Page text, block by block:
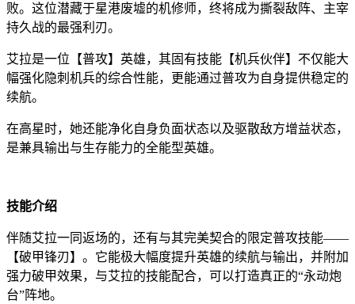
败。这位潜藏于星港废墟的机修师，终将成为撕裂敌阵、主宰
持久战的最强利刃。
艾拉是一位【普攻】英雄，其固有技能【机兵伙伴】不仅能大
幅强化隐刺机兵的综合性能，更能通过普攻为自身提供稳定的
续航。
在高星时，她还能净化自身负面状态以及驱散敌方增益状态，
是兼具输出与生存能力的全能型英雄。
技能介绍
伴随艾拉一同返场的，还有与其完美契合的限定普攻技能——
【破甲锋刃】。它能极大幅度提升英雄的续航与输出，并附加
强力破甲效果，与艾拉的技能配合，可以打造真正的“永动炮
台”阵地。